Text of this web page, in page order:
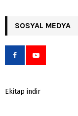
SOSYAL MEDYA
Ekitap indir